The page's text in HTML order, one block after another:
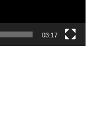
03:17